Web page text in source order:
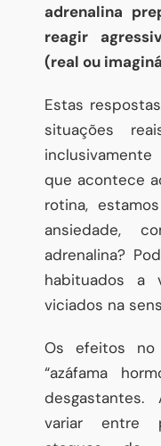
adrenalina
reagir
(real ou
Estas
situações
que acontece
rotina,
ansiedade,
adrenalina?
habituados a
viciados na
Os efeitos no
“azáfama
variar entre